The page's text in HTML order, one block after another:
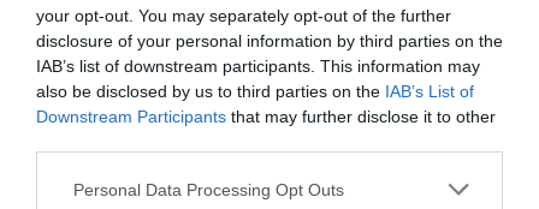
your opt-out. You may separately opt-out of the further
disclosure of your personal information by third parties on the
IAB’s list of downstream participants. This information may
also be disclosed by us to third parties on the IAB’s List of
Downstream Participants that may further disclose it to other
Personal Data Processing Opt Outs
Würden Sie in diesem Hotel wieder nächtigen?
JA
details
Angela GUT
7.8/10
Würden Sie in diesem Hotel wieder nächtigen?